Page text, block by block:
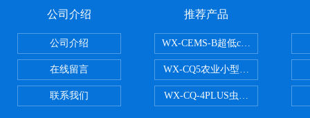
公司介绍
公司介绍
在线留言
联系我们
推荐产品
WX-CEMS-B超低cems烟气监测系
WX-CQ5农业小型气象站
WX-CQ-4PLUS虫情测报灯